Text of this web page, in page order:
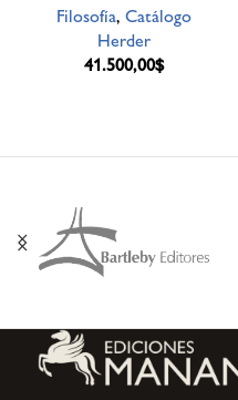
Filosofía, Catálogo
Herder
41.500,00$